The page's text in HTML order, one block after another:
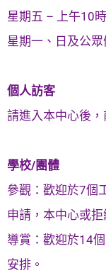
星期五 – 上午10
星期一、日及公
個人訪客
請進入本中心後，
學校/團體
參觀：歡迎於7個
申請，本中心或
導賞：歡迎於14
安排。